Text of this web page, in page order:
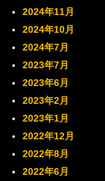
2024年11月
2024年10月
2024年7月
2023年7月
2023年6月
2023年2月
2023年1月
2022年12月
2022年8月
2022年6月